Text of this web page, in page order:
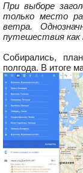
При выборе
только место
ветра.
путешествия как
Собирались,
полгода. В итоге